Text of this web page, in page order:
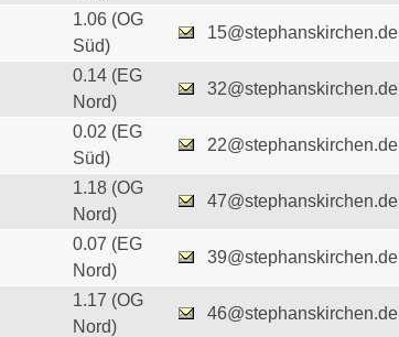
1.06 (OG
Süd)
15@stephanskirchen.de
0.14 (EG
Nord)
32@stephanskirchen.de
0.02 (EG
Süd)
22@stephanskirchen.de
1.18 (OG
Nord)
47@stephanskirchen.de
0.07 (EG
Nord)
39@stephanskirchen.de
1.17 (OG
Nord)
46@stephanskirchen.de